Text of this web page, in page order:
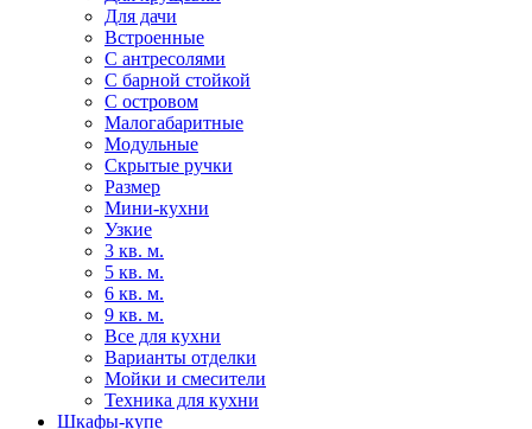
Для дачи
Встроенные
С антресолями
С барной стойкой
С островом
Малогабаритные
Модульные
Скрытые ручки
Размер
Мини-кухни
Узкие
3 кв. м.
5 кв. м.
6 кв. м.
9 кв. м.
Все для кухни
Варианты отделки
Мойки и смесители
Техника для кухни
Шкафы-купе